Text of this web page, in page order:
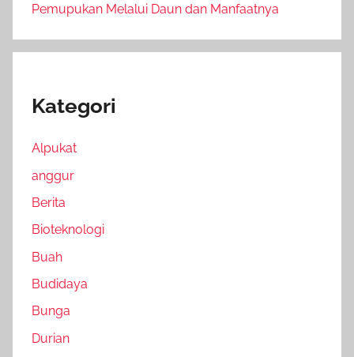
Pemupukan Melalui Daun dan Manfaatnya
Kategori
Alpukat
anggur
Berita
Bioteknologi
Buah
Budidaya
Bunga
Durian